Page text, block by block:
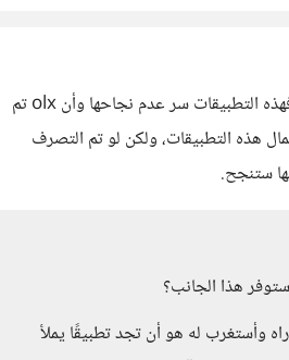
أظن أن هذه التطبيقات لاتصلح لكل المنتجات، وأرى أنها مخاطرة لم أجربها من قبل، فهذه التطبيقات سر عدم نجاحها وأن olx تم
هذه التطبيقات، ولكن لو تم التصرف
ستنجح.
هذا الجانب؟
وأستغرب له هو أن تجد تطبيقًا يملأ